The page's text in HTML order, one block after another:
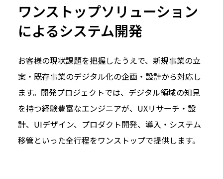
ワンストップソリューション
によるシステム開発
お客様の現状課題を把握したうえで、新規事業の立
案・既存事業のデジタル化の企画・設計から対応し
ます。開発プロジェクトでは、デジタル領域の知見
を持つ経験豊富なエンジニアが、UXリサーチ・設
計、UIデザイン、プロダクト開発、導入・システム
移管といった全行程をワンストップで提供します。